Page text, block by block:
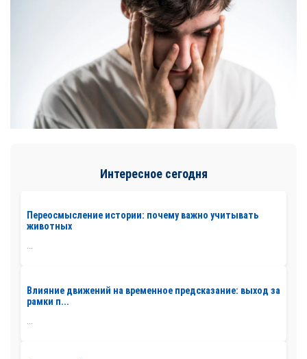
Интересное сегодня
Переосмысление истории: почему важно учитывать
животных
...
Влияние движений на временное предсказание: выход за
рамки п...